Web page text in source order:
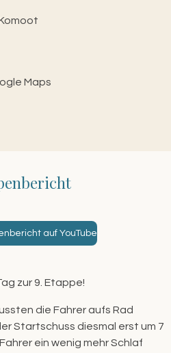
Maps
auf YouTube
zur 9. Etappe!
die Fahrer aufs Rad
Startschuss diesmal erst um 7
ein wenig mehr Schlaf